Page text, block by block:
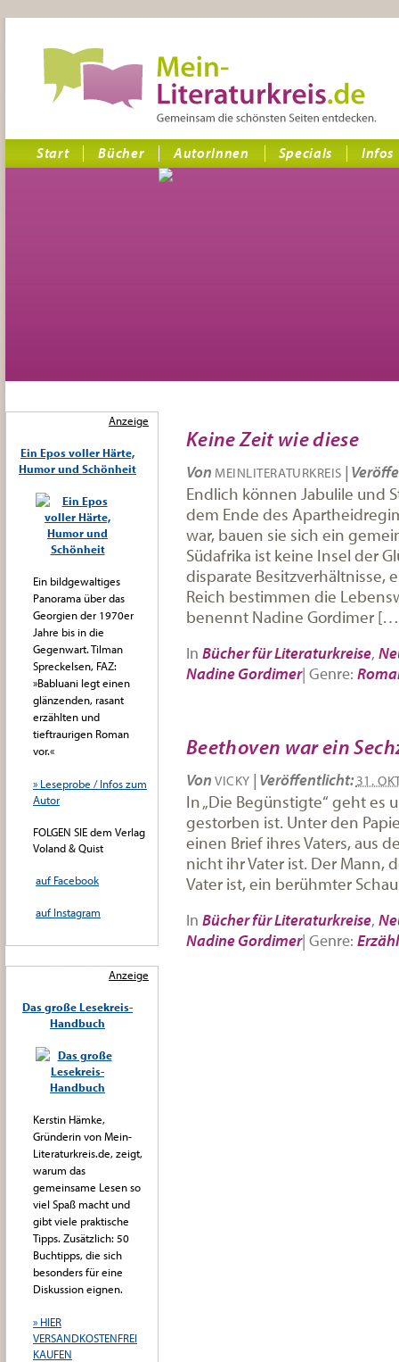
Start Bücher AutorInnen Specials Infos
Keine Zeit wie diese
Von MEINLITERATURKREIS |
Endlich können Jabulile und
dem Ende des
war, bauen sie sich ein
Südafrika ist keine Insel der
disparate Besitzverhältnisse,
Reich bestimmen die
benennt Nadine Gordimer
In Bücher für Literaturkreise,
Nadine Gordimer| Genre:
Beethoven war ein
Von VICKY | Veröffentlicht:31.
In „Die Begünstigte“ geht es
gestorben ist. Unter den
einen Brief ihres Vaters, aus
nicht ihr Vater ist. Der Mann,
Vater ist, ein berühmter
In Bücher für Literaturkreise,
Nadine Gordimer| Genre:
Anzeige
Ein Epos voller Härte,
Humor und Schönheit
Ein bildgewaltiges
Panorama über das
Georgien der 1970er
Jahre bis in die
Gegenwart. Tilman
Spreckelsen, FAZ:
»Babluani legt einen
glänzenden, rasant
erzählten und
tieftraurigen Roman
vor.«
» Leseprobe / Infos zum
Autor
FOLGEN SIE dem Verlag
Voland & Quist
auf Facebook
auf Instagram
Anzeige
Das große Lesekreis-
Handbuch
Kerstin Hämke,
Gründerin von Mein-
Literaturkreis.de, zeigt,
warum das
gemeinsame Lesen so
viel Spaß macht und
gibt viele praktische
Tipps. Zusätzlich: 50
Buchtipps, die sich
besonders für eine
Diskussion eignen.
» HIER
VERSANDKOSTENFREI
KAUFEN